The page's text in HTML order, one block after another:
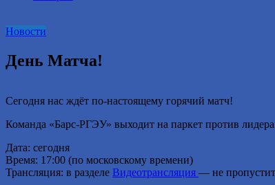
Новости
День Матча!
Сегодня нас ждёт по‑настоящему горячий матч!
Команда «Барс‑РГЭУ» выходит на паркет против
Дата: сегодня
Время: 17:00 (по московскому времени)
Трансляция: в разделе Видеотрансляция — не